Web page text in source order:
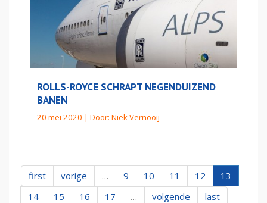
ROLLS-ROYCE SCHRAPT NEGENDUIZEND
BANEN
20 mei 2020 | Door: Niek Vernooij
first vorige … 9 10 11 12
13
14
15 16 17 … volgende last